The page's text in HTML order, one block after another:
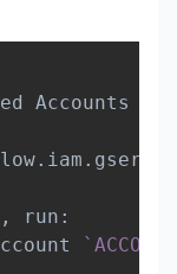
Accounts
run:
` ACCOUNT